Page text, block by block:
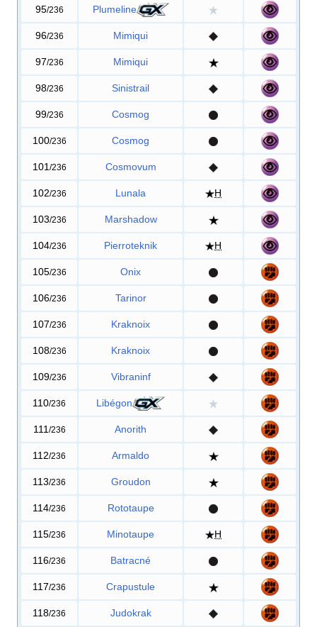
95/236 Plumeline
96/236 Mimiqui
97/236 Mimiqui
98/236 Sinistrail
99/236 Cosmog
100/236 Cosmog
101 /236 Cosmovum
102/236 Lunala H
103/236 Marshadow
104/236 Pierroteknik H
105/236 Onix
106/236 Tarinor
107/236 Kraknoix
108/236 Kraknoix
109/236 Vibraninf
110/236 Libégon
111 /236 Anorith
112/236 Armaldo
113/236 Groudon
114/236 Rototaupe
115/236 Minotaupe H
116/236 Batracné
117/236 Crapustule
118/236 Judokrak